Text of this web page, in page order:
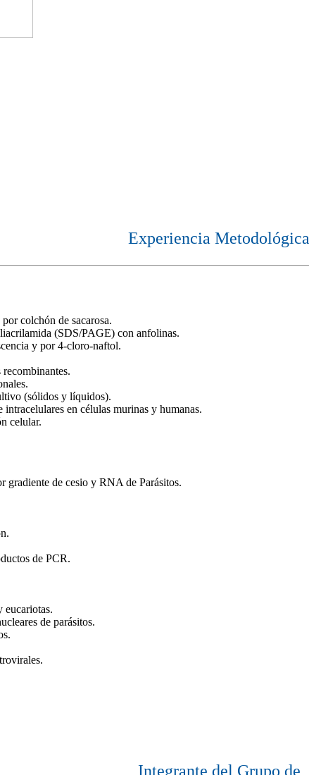
Experiencia Metodológica
colchón de sacarosa.
(SDS/PAGE) con anfolinas.
y por 4-cloro-naftol.
(sólidos y líquidos).
en células murinas y humanas.
celular.
de cesio y RNA de Parásitos.
de PCR.
eucariotas.
de parásitos.
Integrante del Grupo de